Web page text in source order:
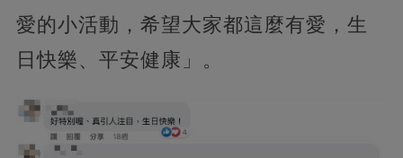
愛的小活動，希望大家都這麼有愛，生
日快樂、平安健康」。